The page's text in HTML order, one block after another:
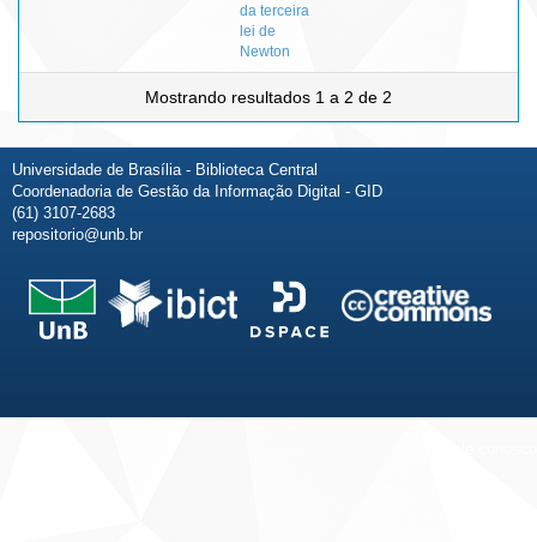
da terceira
lei de
Newton
Mostrando resultados 1 a 2 de 2
Universidade de Brasília - Biblioteca Central
Coordenadoria de Gestão da Informação Digital - GID
(61) 3107-2683
repositorio@unb.br